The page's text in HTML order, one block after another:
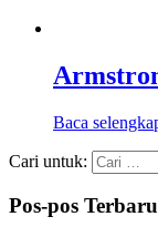
Baca
Cari untuk:
Pos-pos Terbaru